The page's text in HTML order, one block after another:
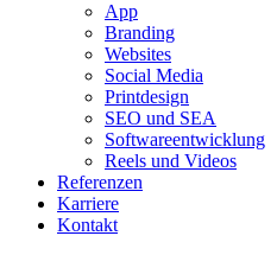
App
Branding
Websites
Social Media
Printdesign
SEO und SEA
Softwareentwicklung
Reels und Videos
Referenzen
Karriere
Kontakt